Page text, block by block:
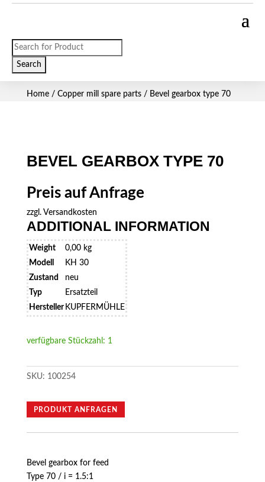
Products
search
Search
Home/ Copper mill spare parts/ Bevel gearbox type 70
BEVEL GEARBOX TYPE 70
Preis auf Anfrage
zzgl. Versandkosten
ADDITIONAL INFORMATION
Weight
0,00 kg
Modell
KH 30
Zustand
neu
Typ
Ersatzteil
Hersteller KUPFERMÜHLE
verfügbare Stückzahl: 1
SKU: 100254
PRODUKT ANFRAGEN
Bevel gearbox for feed
Type 70 / i = 1.5:1